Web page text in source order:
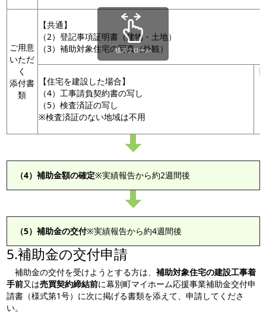
ご用意
いただ
く
添付書
類
【共通】
（2）登記事項証明書（建物・土地）
（3）補助対象住宅の写真（外観）
【住宅を建設した場合】
（4）工事請負契約書の写し
（5）検査済証の写し
※検査済証のない地域は不用
横スクロール
（4）補助金額の確定※実績報告から約2週間後
（5）補助金の交付※実績報告から約4週間後
5.補助金の交付申請
補助金の交付を受けようとする方は、 補助対象住宅の建設工事着
手前又は売買契約締結前に幕別町マイホーム応援事業補助金交付申
請書（様式第1号）に次に掲げる書類を添えて、申請してくださ
い。